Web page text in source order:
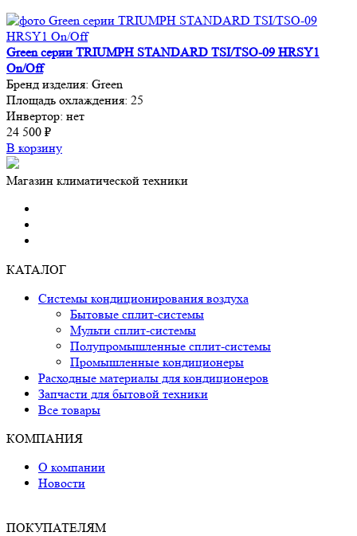
Green серии TRIUMPH STANDARD TSI/TSO-09 HRSY1
On/Off
Бренд изделия: Green
Площадь охлаждения: 25
Инвертор: нет
24 500 ₽
В корзину
Магазин климатической техники
КАТАЛОГ
Системы кондиционирования воздуха
Бытовые сплит-системы
Мульти сплит-системы
Полупромышленные сплит-системы
Промышленные кондиционеры
Расходные материалы для кондиционеров
Запчасти для бытовой техники
Все товары
КОМПАНИЯ
О компании
Новости
ПОКУПАТЕЛЯМ